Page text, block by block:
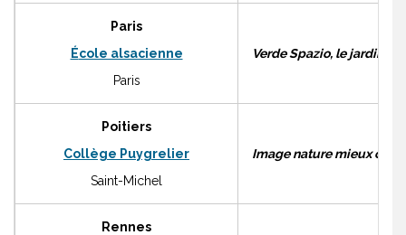
Paris
École alsacienne
Paris
Verde Spazio, le jardin
Poitiers
Collège Puygrelier
Saint-Michel
Image nature mieux
Rennes